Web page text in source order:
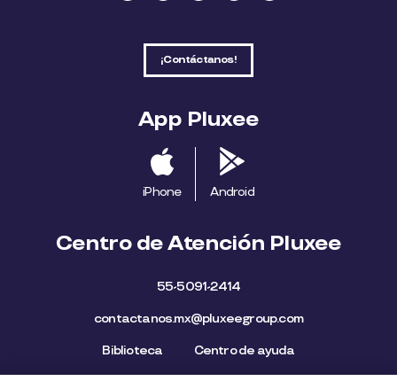
¡Contáctanos!
App Pluxee
iPhone Android
Centro de Atención Pluxee
55-5091-2414
contactanos.mx@pluxeegroup.com
Biblioteca Centro de ayuda